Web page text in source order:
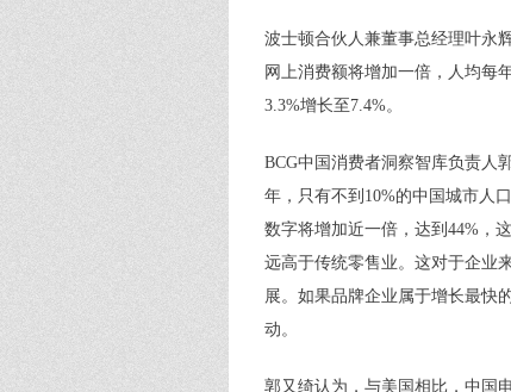
波士顿合伙人兼董事总经理叶永
网上消费额将增加一倍，人均每
3.3%增长至7.4%。
BCG中国消费者洞察智库负责人
年，只有不到10%的中国城市人
数字将增加近一倍，达到44%，
远高于传统零售业。这对于企业
展。如果品牌企业属于增长最快
动。
郭又绮认为，与美国相比，中国